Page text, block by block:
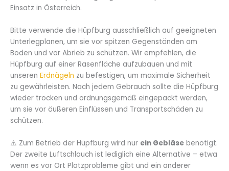
Einsatz in Österreich.
Bitte verwende die Hüpfburg ausschließlich auf geeigneten
Unterlegplanen, um sie vor spitzen Gegenständen am
Boden und vor Abrieb zu schützen. Wir empfehlen, die
Hüpfburg auf einer Rasenfläche aufzubauen und mit
unseren Erdnägeln zu befestigen, um maximale Sicherheit
zu gewährleisten. Nach jedem Gebrauch sollte die Hüpfburg
wieder trocken und ordnungsgemäß eingepackt werden,
um sie vor äußeren Einflüssen und Transportschäden zu
schützen.
⚠️ Zum Betrieb der Hüpfburg wird nur ein Gebläse benötigt.
Der zweite Luftschlauch ist lediglich eine Alternative – etwa
wenn es vor Ort Platzprobleme gibt und ein anderer